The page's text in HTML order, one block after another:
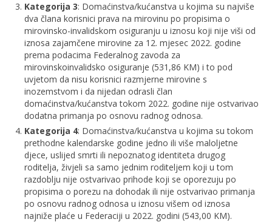
Kategorija 3: Domaćinstva/kućanstva u kojima su najviše
dva člana korisnici prava na mirovinu po propisima o
mirovinsko-invalidskom osiguranju u iznosu koji nije viši od
iznosa zajamčene mirovine za 12. mjesec 2022. godine
prema podacima Federalnog zavoda za
mirovinskoinvalidsko osiguranje (531,86 KM) i to pod
uvjetom da nisu korisnici razmjerne mirovine s
inozemstvom i da nijedan odrasli član
domaćinstva/kućanstva tokom 2022. godine nije ostvarivao
dodatna primanja po osnovu radnog odnosa.
Kategorija 4: Domaćinstva/kućanstva u kojima su tokom
prethodne kalendarske godine jedno ili više maloljetne
djece, uslijed smrti ili nepoznatog identiteta drugog
roditelja, živjeli sa samo jednim roditeljem koji u tom
razdoblju nije ostvarivao prihode koji se oporezuju po
propisima o porezu na dohodak ili nije ostvarivao primanja
po osnovu radnog odnosa u iznosu višem od iznosa
najniže plaće u Federaciji u 2022. godini (543,00 KM).